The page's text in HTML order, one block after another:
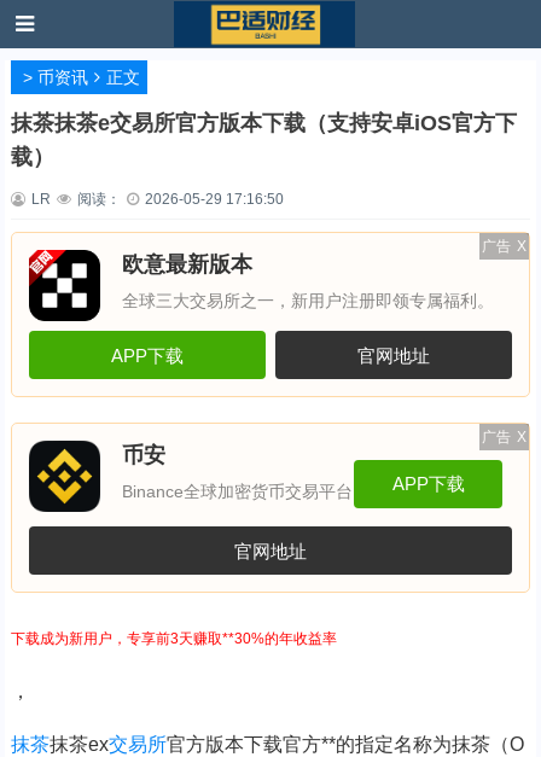
> 币资讯 正文
抹茶抹茶e交易所官方版本下载（支持安卓iOS官方下
载）
LR 阅读： 2026-05-29 17:16:50
广告 X
欧意最新版本
全球三大交易所之一，新用户注册即领专属福利。
APP下载 官网地址
广告 X
币安
Binance全球加密货币交易平台 APP下载
官网地址
下载成为新用户，专享前3天赚取**30%的年收益率
，
抹茶抹茶ex交易所官方版本下载官方**的指定名称为抹茶（O